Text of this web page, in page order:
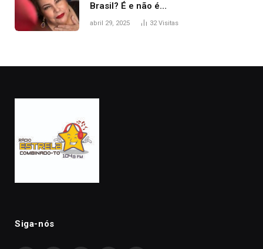
Brasil? É e não é…
abril 29, 2025 32Visitas
Siga-nós